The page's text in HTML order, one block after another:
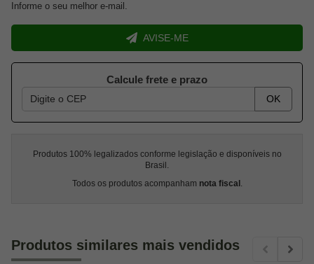
Informe o seu melhor e-mail.
AVISE-ME
Calcule frete e prazo
OK
Produtos 100% legalizados conforme legislação e disponíveis no
Brasil.
Todos os produtos acompanham nota fiscal.
Produtos similares mais vendidos